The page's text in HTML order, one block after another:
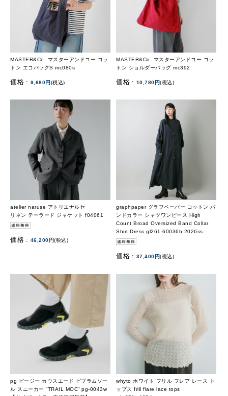
MASTER&Co. マスターアンドコー コッ
トン エコバッグS mc080s
価格 : 9,680円(税込)
MASTER&Co. マスターアンドコー コッ
トン ショルダーバッグ mc392
価格 : 10,780円(税込)
atelier naruse アトリエナルセ
リネン テーラード ジャケット f04061
価格 : 46,200円(税込)
graphpaper グラフペーパー コットン バ
ンドカラー シャツワンピース High
Count Broad Oversized Band Collar
Shirt Dress gl261-60036b 2026ss
価格 : 37,400円(税込)
pg ピージー カウスエード ビブラムソー
ル スニーカー ”TRAIL MOC” pg-0043w
whyto ホワイト フリル フレア レース ト
ップス frill flare lace tops